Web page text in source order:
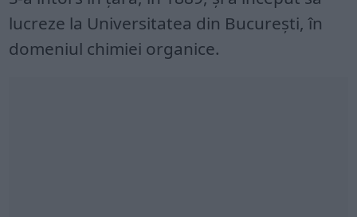
lucreze la Universitatea din Bucureşti, în
domeniul chimiei organice.